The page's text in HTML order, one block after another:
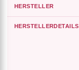
HERSTELLER
HERSTELLERDETAILS